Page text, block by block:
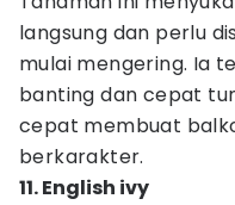
langsung dan perlu
mulai mengering. Ia
banting dan cepat
cepat membuat
berkarakter.
11. English ivy